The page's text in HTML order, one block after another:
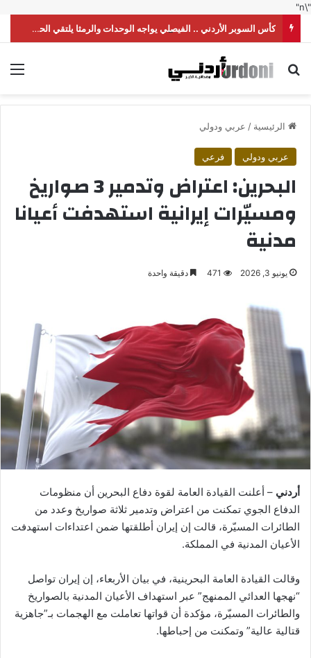
"\n"
كأس السوبر الأردني .. الفيصلي يواجه الوحدات والرمثا يلتقي الحسين
بحث عن
الرئيسية / عربي ودولي
عربي ودولي فرعي
البحرين: اعتراض وتدمير 3 صواريخ
ومسيّرات إيرانية استهدفت أعيانا
مدنية
يونيو 3, 2026 471 دقيقة واحدة
أردني – أعلنت القيادة العامة لقوة دفاع البحرين أن منظومات
الدفاع الجوي تمكنت من اعتراض وتدمير ثلاثة صواريخ وعدد من
الطائرات المسيّرة، قالت إن إيران أطلقتها ضمن اعتداءات استهدفت
الأعيان المدنية في المملكة.
وقالت القيادة العامة البحرينية، في بيان الأربعاء، إن إيران تواصل
“نهجها العدائي الممنهج” عبر استهداف الأعيان المدنية بالصواريخ
والطائرات المسيّرة، مؤكدة أن قواتها تعاملت مع الهجمات بـ”جاهزية
قتالية عالية” وتمكنت من إحباطها.